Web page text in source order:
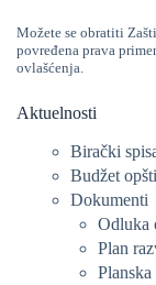
Možete se obratiti
povređena prava
ovlašćenja.
Aktuelnosti
Birački
Budžet
Dokumenti
Odluka
Plan